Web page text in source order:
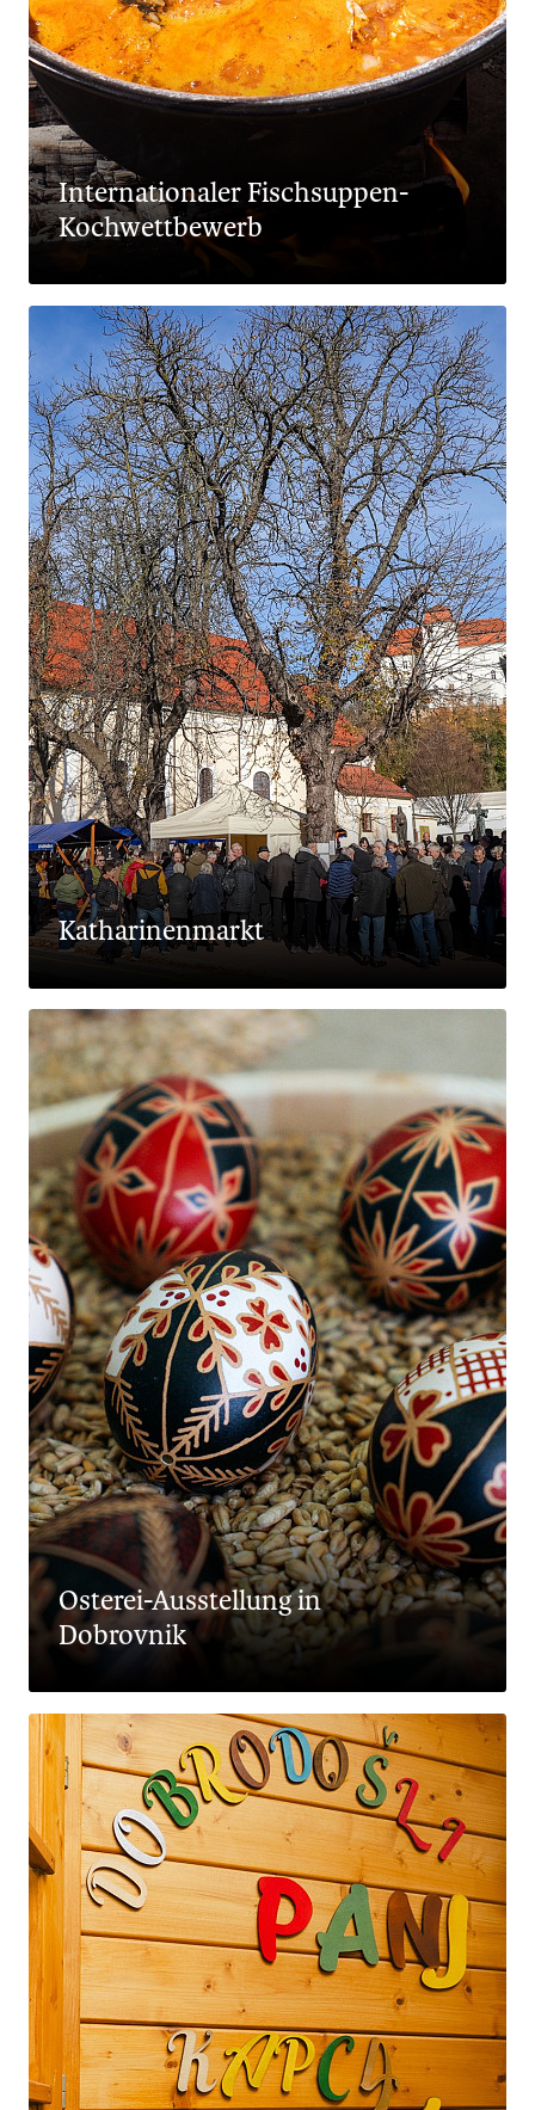
Internationaler Fischsuppen-
Kochwettbewerb
Katharinenmarkt
Osterei-Ausstellung in
Dobrovnik